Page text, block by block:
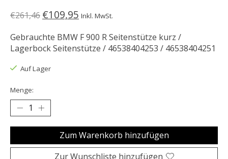
€261,46 €109,95 Inkl. MwSt.
Gebrauchte BMW F 900 R Seitenstütze kurz /
Lagerbock Seitenstütze / 46538404253 / 46538404251
Auf Lager
Menge:
Zum Warenkorb hinzufügen
Zur Wunschliste hinzufügen